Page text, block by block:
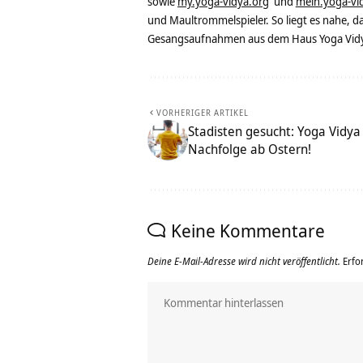
und Maultrommelspieler. So liegt es nahe,
Gesangsaufnahmen aus dem Haus Yoga
VORHERIGER ARTIKEL
Stadisten gesucht: Yoga
Nachfolge ab Ostern!
Keine Kommentare
Deine E-Mail-Adresse wird nicht veröffentlicht.